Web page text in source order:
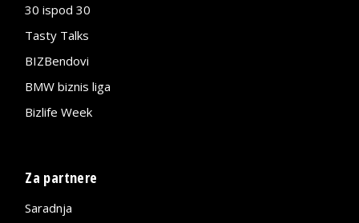
30 ispod 30
Tasty Talks
BIZBendovi
BMW biznis liga
Bizlife Week
Za partnere
Saradnja